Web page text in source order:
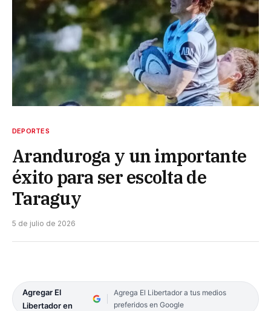
DEPORTES
Aranduroga y un importante
éxito para ser escolta de
Taraguy
5 de julio de 2026
Agregar El
Libertador en
Agrega El Libertador a tus medios
preferidos en Google